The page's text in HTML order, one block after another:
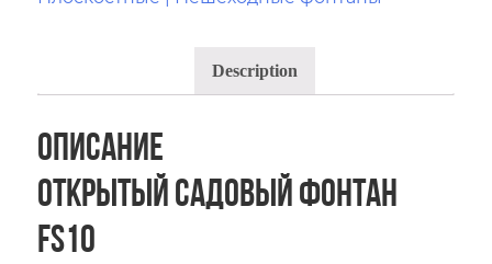
Description
Описание
Открытый садовый фонтан
FS10